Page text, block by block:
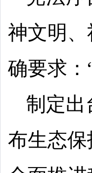
神文明
确要求
制定出
布生态